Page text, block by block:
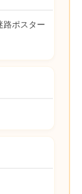
路ポスター